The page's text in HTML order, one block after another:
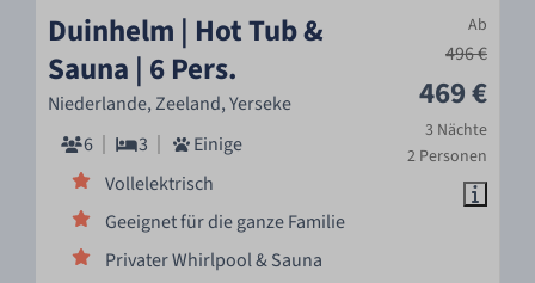
Ab
496 €
469 €
3 Nächte
2 Personen
Duinhelm | Hot Tub &
Sauna | 6 Pers.
Niederlande, Zeeland, Yerseke
6
3
Einige
Vollelektrisch
Geeignet für die ganze Familie
Privater Whirlpool & Sauna